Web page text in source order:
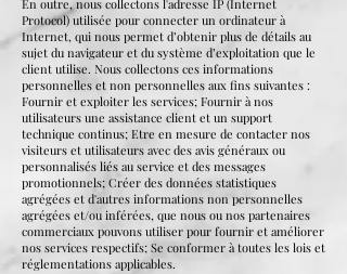
En outre, nous collectons l'adresse IP (Internet
Protocol) utilisée pour connecter un ordinateur à
Internet, qui nous permet d’obtenir plus de détails au
sujet du navigateur et du système d’exploitation que le
client utilise. Nous collectons ces informations
personnelles et non personnelles aux fins suivantes :
Fournir et exploiter les services; Fournir à nos
utilisateurs une assistance client et un support
technique continus; Etre en mesure de contacter nos
visiteurs et utilisateurs avec des avis généraux ou
personnalisés liés au service et des messages
promotionnels; Créer des données statistiques
agrégées et d'autres informations non personnelles
agrégées et/ou inférées, que nous ou nos partenaires
commerciaux pouvons utiliser pour fournir et améliorer
nos services respectifs; Se conformer à toutes les lois et
réglementations applicables.